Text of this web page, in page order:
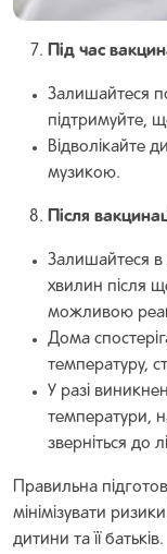
Під час
Залишайтеся
підтримуйте,
Відволікайте
музикою.
Після
Залишайтеся
хвилин після
можливою
Дома
температуру,
У разі
температури,
зверніться до
Правильна
мінімізувати
дитини та її батьків.